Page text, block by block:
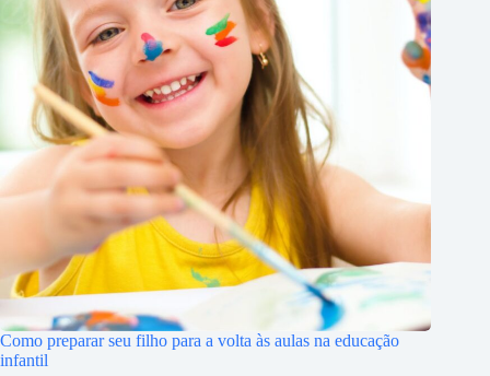
Como preparar seu filho para a volta às aulas na educação
infantil